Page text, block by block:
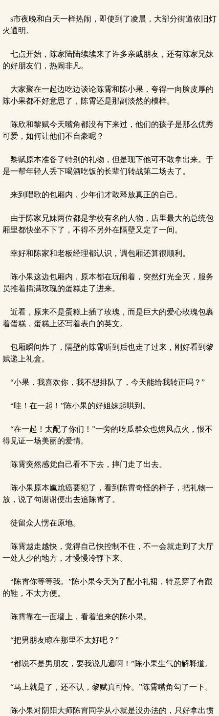
s市夜晚和白天一样热闹，即使到了凌晨，大部分街道依旧灯
火通明。
七点开始，陈家陆陆续续来了许多亲戚朋友，还有陈家兄妹
的好朋友们，热闹非凡。
大家聚在一起边吃边谈论陈霄和陈小果，夸得一向脸皮厚的
陈小果都不好意思了，陈霄还是那副淡然的模样。
陈欣和黎赋今天嘴角都没有下来过，他们的孩子是那么优秀
可爱，如何让他们不自豪呢？
黎赋原本准备了特别的礼物，但是现下他可不敢拿出来。于
是一帮年轻人丢下喝酒吃饭的长辈们转战第二场去了。
来到唱歌的包厢内，少年们才敢释放真正的自己。
由于陈家兄妹两位都是学校有名的人物，店里最大的总统包
厢里都快坐不下了，不得不另外在隔壁又定了一间。
幸好和陈家和老板经理都认识，调包厢还算很顺利。
陈小果这边包厢内，原本都在玩闹着，突然灯光全灭，服务
员推着插满玫瑰的蛋糕走了进来。
近看，原来不是蛋糕上插了玫瑰，而是巨大的爱心玫瑰包裹
着蛋糕，蛋糕上还写着表白的英文。
包厢瞬间炸了，隔壁的陈霄听到后也走了过来，刚好看到黎
赋递上礼盒。
“小果，我喜欢你，我不想排队了，今天能给我转正吗？”
“哇！在一起！”陈小果的好姐妹起哄到。
“在一起！太配了你们！”一旁的吃瓜群众也煽风点火，恨不
得见证一场美丽的爱情。
陈霄突然感觉自己看不下去，摔门走了出去。
陈小果原本尴尬癌要犯了，看到陈霄奇怪的样子，把礼物一
放，说了句谢谢便出去追陈霄了。
徒留众人愣在原地。
陈霄越走越快，觉得自己快控制不住，不一会就走到了大厅
一处人少的地方，才慢慢冷静下来。
“陈霄你等等我。”陈小果今天为了配小礼裙，特意穿了有跟
的鞋，不太方便。
陈霄靠在一面墙上，看着追来的陈小果。
“把男朋友晾在那里不太好吧？”
“都说不是男朋友，要我说几遍啊！”陈小果生气的解释道。
“马上就是了，还不认，黎赋真可怜。”陈霄嘴角勾了一下。
陈小果对阴阳大师陈霄同学从小就是没办法的，只好拿出惯